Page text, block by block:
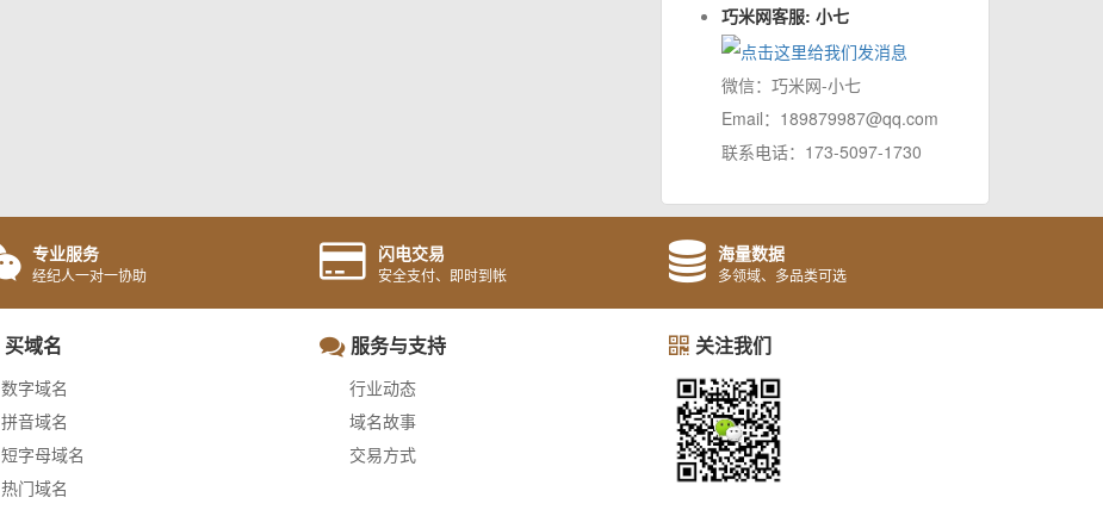
巧米网客服: 小七
微信：巧米网-小七
Email：189879987@qq.com
联系电话：173-5097-1730
专业服务
经纪人一对一协助
闪电交易
安全支付、即时到帐
海量数据
多领域、多品类可选
买域名
数字域名
拼音域名
短字母域名
热门域名
服务与支持
行业动态
域名故事
交易方式
关注我们